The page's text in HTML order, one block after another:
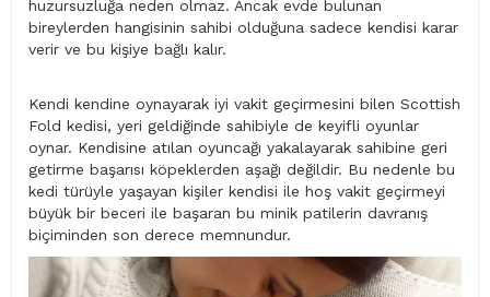
huzursuzluğa neden olmaz. Ancak evde bulunan
bireylerden hangisinin sahibi olduğuna sadece kendisi karar
verir ve bu kişiye bağlı kalır.
Kendi kendine oynayarak iyi vakit geçirmesini bilen Scottish
Fold kedisi, yeri geldiğinde sahibiyle de keyifli oyunlar
oynar. Kendisine atılan oyuncağı yakalayarak sahibine geri
getirme başarısı köpeklerden aşağı değildir. Bu nedenle bu
kedi türüyle yaşayan kişiler kendisi ile hoş vakit geçirmeyi
büyük bir beceri ile başaran bu minik patilerin davranış
biçiminden son derece memnundur.